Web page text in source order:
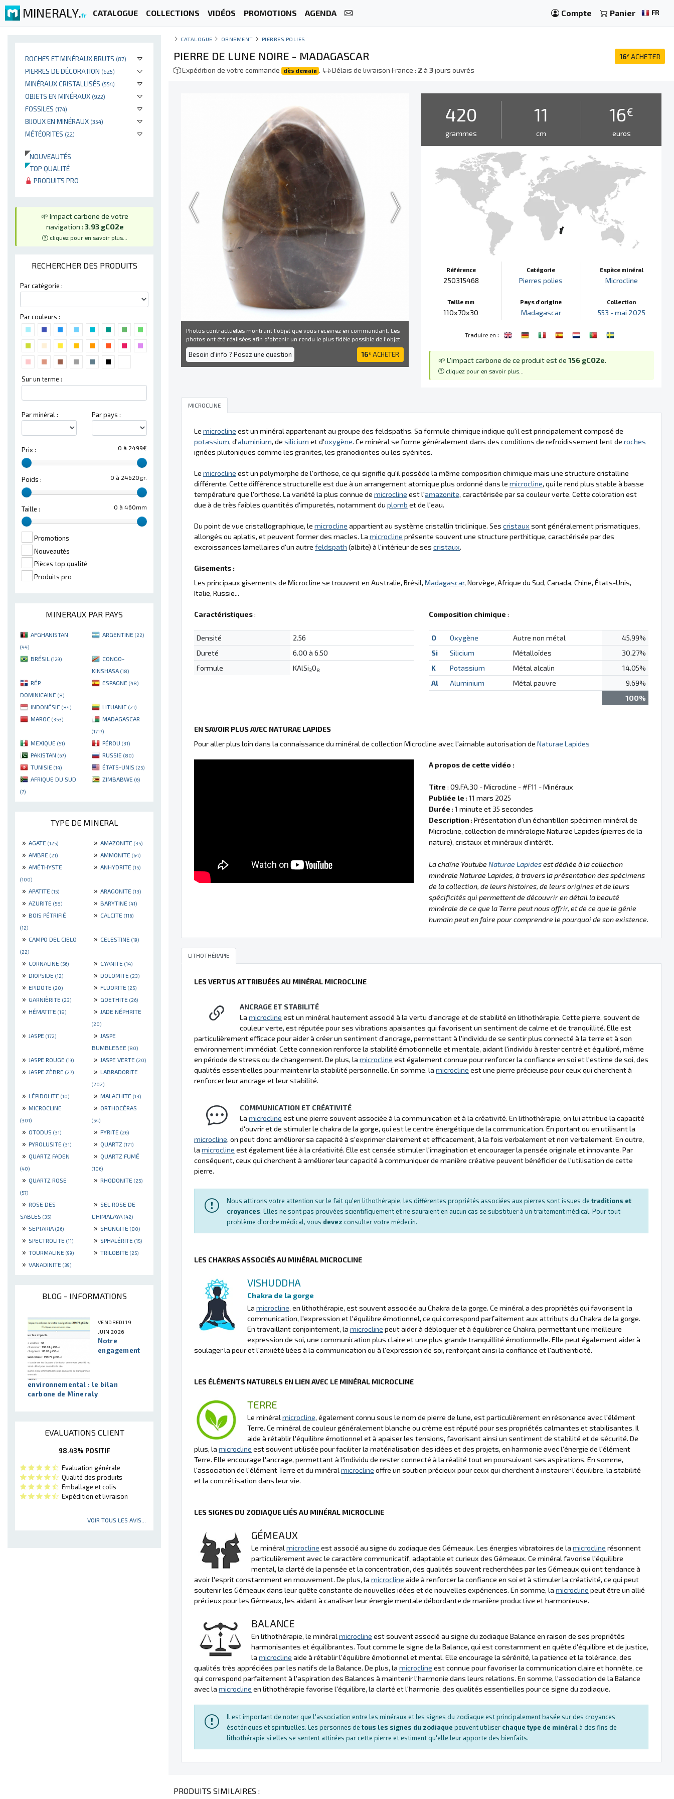
MINERALY.fr CATALOGUE COLLECTIONS VIDÉOS PROMOTIONS AGENDA Compte Panier FR
ROCHES ET MINÉRAUX BRUTS (87)
PIERRES DE DÉCORATION (625)
MINÉRAUX CRISTALLISÉS (554)
OBJETS EN MINÉRAUX (922)
FOSSILES (174)
BIJOUX EN MINÉRAUX (354)
MÉTÉORITES (22)
NOUVEAUTÉS
TOP QUALITÉ
PRODUITS PRO
🌱 Impact carbone de votre
navigation : 3.93 gCO2e
cliquez pour en savoir plus...
RECHERCHER DES PRODUITS
Par catégorie :
Par couleurs :
Sur un terme :
Par minéral : Par pays :
0 à 2499€
Prix :
0 à 24620gr.
Poids :
0 à 460mm
Taille :
Promotions
Nouveautés
Pièces top qualité
Produits pro
MINERAUX PAR PAYS
AFGHANISTAN
(44)
ARGENTINE (22)
BRÉSIL (129)
CONGO-
KINSHASA (18)
RÉP.
DOMINICAINE (8)
ESPAGNE (48)
INDONÉSIE (84) LITUANIE (21)
MAROC (353) MADAGASCAR
(1717)
MEXIQUE (51) PÉROU (31)
PAKISTAN (67) RUSSIE (80)
TUNISIE (14) ÉTATS-UNIS (25)
AFRIQUE DU SUD
(7)
ZIMBABWE (6)
TYPE DE MINERAL
» AGATE (125) » AMAZONITE (35)
» AMBRE (21) » AMMONITE (64)
» AMÉTHYSTE
(100)
» ANHYDRITE (15)
» APATITE (15) » ARAGONITE (13)
» AZURITE (58) » BARYTINE (41)
» BOIS PÉTRIFIÉ
(12)
» CALCITE (116)
» CAMPO DEL CIELO
(22)
» CELESTINE (19)
» CORNALINE (56) » CYANITE (14)
» DIOPSIDE (12) » DOLOMITE (23)
» EPIDOTE (20) » FLUORITE (25)
» GARNIÈRITE (23) » GOETHITE (26)
» HÉMATITE (18) » JADE NÉPHRITE
(20)
» JASPE (172) » JASPE
BUMBLEBEE (80)
» JASPE ROUGE (19) » JASPE VERTE (20)
» JASPE ZÈBRE (27) » LABRADORITE
(202)
» LÉPIDOLITE (10) » MALACHITE (13)
» MICROCLINE
(301)
» ORTHOCÉRAS
(54)
» OTODUS (31) » PYRITE (26)
» PYROLUSITE (31) » QUARTZ (171)
» QUARTZ FADEN
(40)
» QUARTZ FUMÉ
(106)
» QUARTZ ROSE
(57)
» RHODONITE (25)
» ROSE DES
SABLES (35)
» SEL ROSE DE
L'HIMALAYA (42)
» SEPTARIA (26) » SHUNGITE (80)
» SPECTROLITE (11) » SPHALÉRITE (15)
» TOURMALINE (99) » TRILOBITE (25)
» VANADINITE (39)
BLOG - INFORMATIONS
VENDREDI 19
JUIN 2026
Notre
engagement
environnemental : le bilan
carbone de Mineraly
EVALUATIONS CLIENT
98.43% POSITIF
Evaluation générale
Qualité des produits
Emballage et colis
Expédition et livraison
VOIR TOUS LES AVIS...
CATALOGUE ORNEMENT PIERRES POLIES
16€ ACHETER
PIERRE DE LUNE NOIRE - MADAGASCAR
Expédition de votre commande dès demain . Délais de livraison France : 2 à3jours ouvrés
Photos contractuelles montrant l'objet que vous recevrez en commandant. Les
photos ont été réalisées afin d'obtenir un rendu le plus fidèle possible de l'objet.
Besoin d'info ? Posez une question 16€ ACHETER
420
grammes
11
cm
16€
euros
Référence
250315468
Taille mm
110x70x30
Catégorie
Pierres polies
Pays d'origine
Madagascar
Espèce minéral
Microcline
Collection
553 - mai 2025
Traduire en :
🌱 L'impact carbone de ce produit est de 156 gCO2e.
cliquez pour en savoir plus...
MICROCLINE
Le microcline est un minéral appartenant au groupe des feldspaths. Sa formule chimique indique qu'il est principalement composé de
potassium, d'aluminium, de silicium et d'oxygène. Ce minéral se forme généralement dans des conditions de refroidissement lent de roches
ignées plutoniques comme les granites, les granodiorites ou les syénites.
Le microcline est un polymorphe de l'orthose, ce qui signifie qu'il possède la même composition chimique mais une structure cristalline
différente. Cette différence structurelle est due à un arrangement atomique plus ordonné dans le microcline, qui le rend plus stable à basse
température que l'orthose. La variété la plus connue de microcline est l'amazonite, caractérisée par sa couleur verte. Cette coloration est
due à de très faibles quantités d'impuretés, notamment du plomb et de l'eau.
Du point de vue cristallographique, le microcline appartient au système cristallin triclinique. Ses cristaux sont généralement prismatiques,
allongés ou aplatis, et peuvent former des macles. La microcline présente souvent une structure perthitique, caractérisée par des
excroissances lamellaires d'un autre feldspath (albite) à l'intérieur de ses cristaux.
Gisements :
Les principaux gisements de Microcline se trouvent en Australie, Brésil, Madagascar, Norvège, Afrique du Sud, Canada, Chine, États-Unis,
Italie, Russie...
Caractéristiques:
Densité
2.56
Dureté
6.00 à 6.50
Formule
KAlSi3O8
Composition chimique :
O Oxygène Autre non métal
45.99%
Si
Silicium Métalloïdes
30.27%
K
Potassium Métal alcalin
14.05%
Al
Aluminium Métal pauvre
9.69%
100%
EN SAVOIR PLUS AVEC NATURAE LAPIDES
Pour aller plus loin dans la connaissance du minéral de collection Microcline avec l'aimable autorisation de Naturae Lapides
A propos de cette vidéo :
Titre : 09.FA.30 - Microcline - #F11 - Minéraux
Publiée le : 11 mars 2025
Durée : 1 minute et 35 secondes
Description : Présentation d'un échantillon spécimen minéral de
Microcline, collection de minéralogie Naturae Lapides (pierres de la
nature), cristaux et minéraux d'intérêt.
La chaîne Youtube Naturae Lapidesest dédiée à la collection
minérale Naturae Lapides, à travers la présentation des spécimens
de la collection, de leurs histoires, de leurs origines et de leurs
spécificités qui permettent de découvrir en détail la beauté
minérale de ce que la Terre peut nous offrir, et de ce que le génie
humain peut en faire pour comprendre le pourquoi de son existence.
LITHOTHÉRAPIE
LES VERTUS ATTRIBUÉES AU MINÉRAL MICROCLINE
ANCRAGE ET STABILITÉ
La microcline est un minéral hautement associé à la vertu d'ancrage et de stabilité en lithothérapie. Cette pierre, souvent de
couleur verte, est réputée pour ses vibrations apaisantes qui favorisent un sentiment de calme et de tranquillité. Elle est
particulièrement efficace pour aider à créer un sentiment d'ancrage, permettant à l'individu de se sentir plus connecté à la terre et à son
environnement immédiat. Cette connexion renforce la stabilité émotionnelle et mentale, aidant l'individu à rester centré et équilibré, même
en période de stress ou de changement. De plus, la microcline est également connue pour renforcer la confiance en soi et l'estime de soi, des
qualités essentielles pour maintenir la stabilité personnelle. En somme, la microcline est une pierre précieuse pour ceux qui cherchent à
renforcer leur ancrage et leur stabilité.
COMMUNICATION ET CRÉATIVITÉ
La microcline est une pierre souvent associée à la communication et à la créativité. En lithothérapie, on lui attribue la capacité
d'ouvrir et de stimuler le chakra de la gorge, qui est le centre énergétique de la communication. En portant ou en utilisant la
microcline, on peut donc améliorer sa capacité à s'exprimer clairement et efficacement, à la fois verbalement et non verbalement. En outre,
la microcline est également liée à la créativité. Elle est censée stimuler l'imagination et encourager la pensée originale et innovante. Par
conséquent, ceux qui cherchent à améliorer leur capacité à communiquer de manière créative peuvent bénéficier de l'utilisation de cette
pierre.
Nous attirons votre attention sur le fait qu'en lithothérapie, les différentes propriétés associées aux pierres sont issues de traditions et
croyances. Elles ne sont pas prouvées scientifiquement et ne sauraient en aucun cas se substituer à un traitement médical. Pour tout
problème d'ordre médical, vous devez consulter votre médecin.
LES CHAKRAS ASSOCIÉS AU MINÉRAL MICROCLINE
VISHUDDHA
Chakra de la gorge
La microcline, en lithothérapie, est souvent associée au Chakra de la gorge. Ce minéral a des propriétés qui favorisent la
communication, l'expression et l'équilibre émotionnel, ce qui correspond parfaitement aux attributs du Chakra de la gorge.
En travaillant conjointement, la microcline peut aider à débloquer et à équilibrer ce Chakra, permettant une meilleure
expression de soi, une communication plus claire et une plus grande tranquillité émotionnelle. Elle peut également aider à
soulager la peur et l'anxiété liées à la communication ou à l'expression de soi, renforçant ainsi la confiance et l'authenticité.
LES ÉLÉMENTS NATURELS EN LIEN AVEC LE MINÉRAL MICROCLINE
TERRE
Le minéral microcline, également connu sous le nom de pierre de lune, est particulièrement en résonance avec l'élément
Terre. Ce minéral de couleur généralement blanche ou crème est réputé pour ses propriétés calmantes et stabilisantes. Il
aide à rétablir l'équilibre émotionnel et à apaiser les tensions, favorisant ainsi un sentiment de stabilité et de sécurité. De
plus, la microcline est souvent utilisée pour faciliter la matérialisation des idées et des projets, en harmonie avec l'énergie de l'élément
Terre. Elle encourage l'ancrage, permettant à l'individu de rester connecté à la réalité tout en poursuivant ses aspirations. En somme,
l'association de l'élément Terre et du minéral microcline offre un soutien précieux pour ceux qui cherchent à instaurer l'équilibre, la stabilité
et la concrétisation dans leur vie.
LES SIGNES DU ZODIAQUE LIÉS AU MINÉRAL MICROCLINE
GÉMEAUX
Le minéral microcline est associé au signe du zodiaque des Gémeaux. Les énergies vibratoires de la microcline résonnent
particulièrement avec le caractère communicatif, adaptable et curieux des Gémeaux. Ce minéral favorise l'équilibre
mental, la clarté de la pensée et la concentration, des qualités souvent recherchées par les Gémeaux qui ont tendance à
avoir l'esprit constamment en mouvement. De plus, la microcline aide à renforcer la confiance en soi et à stimuler la créativité, ce qui peut
soutenir les Gémeaux dans leur quête constante de nouvelles idées et de nouvelles expériences. En somme, la microcline peut être un allié
précieux pour les Gémeaux, les aidant à canaliser leur énergie mentale débordante de manière productive et harmonieuse.
BALANCE
En lithothérapie, le minéral microcline est souvent associé au signe du zodiaque Balance en raison de ses propriétés
harmonisantes et équilibrantes. Tout comme le signe de la Balance, qui est constamment en quête d'équilibre et de justice,
la microcline aide à rétablir l'équilibre émotionnel et mental. Elle encourage la sérénité, la patience et la tolérance, des
qualités très appréciées par les natifs de la Balance. De plus, la microcline est connue pour favoriser la communication claire et honnête, ce
qui correspond parfaitement à l'aspiration des Balances à maintenir l'harmonie dans leurs relations. En somme, l'association de la Balance
avec la microcline en lithothérapie favorise l'équilibre, la clarté et l'harmonie, des qualités essentielles pour ce signe du zodiaque.
Il est important de noter que l'association entre les minéraux et les signes du zodiaque est principalement basée sur des croyances
ésotériques et spirituelles. Les personnes de tous les signes du zodiaque peuvent utiliser chaque type de minéralà des fins de
lithothérapie si elles se sentent attirées par cette pierre et estiment qu'elle leur apporte des bienfaits.
PRODUITS SIMILAIRES :